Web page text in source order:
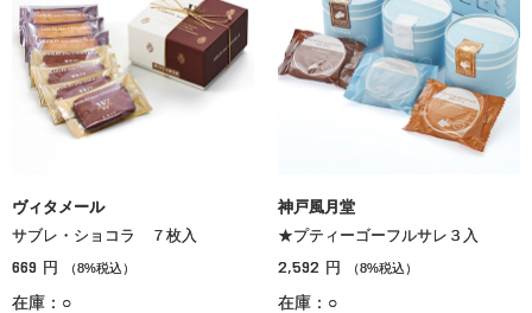
ヴィタメール
サブレ・ショコラ ７枚入
669 円 （8%税込）
在庫：○
神戸風月堂
★プティーゴーフルサレ３入
2,592 円 （8%税込）
在庫：○